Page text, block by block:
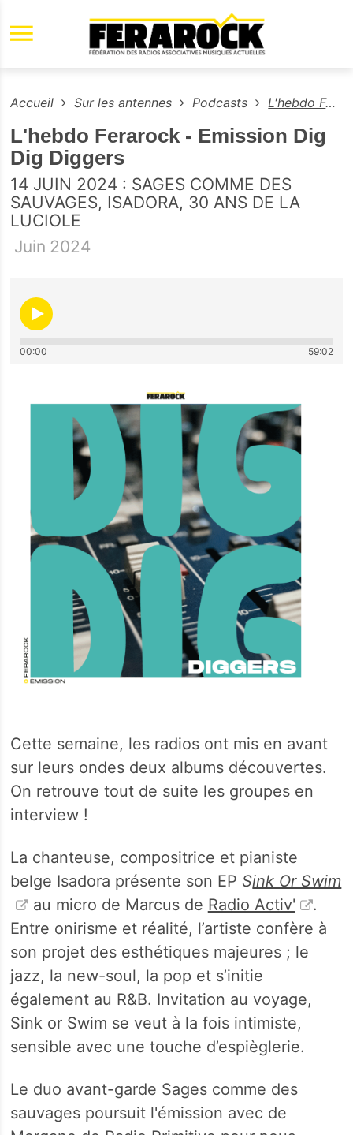
Aller au contenu principal
Accueil Sur les antennes Podcasts L'hebdo Ferarock - Emission Dig Dig Diggers
L'hebdo Ferarock - Emission Dig
Dig Diggers
14 JUIN 2024 : SAGES COMME DES
SAUVAGES, ISADORA, 30 ANS DE LA
LUCIOLE
Juin 2024
00:00 59:02
Cette semaine, les radios ont mis en avant
sur leurs ondes deux albums découvertes.
On retrouve tout de suite les groupes en
interview !
La chanteuse, compositrice et pianiste
belge Isadora présente son EP Sink Or Swim
au micro de Marcus de Radio Activ'
.
Entre onirisme et réalité, l’artiste confère à
son projet des esthétiques majeures ; le
jazz, la new-soul, la pop et s’initie
également au R&B. Invitation au voyage,
Sink or Swim se veut à la fois intimiste,
sensible avec une touche d’espièglerie.
Le duo avant-garde Sages comme des
sauvages poursuit l'émission avec de